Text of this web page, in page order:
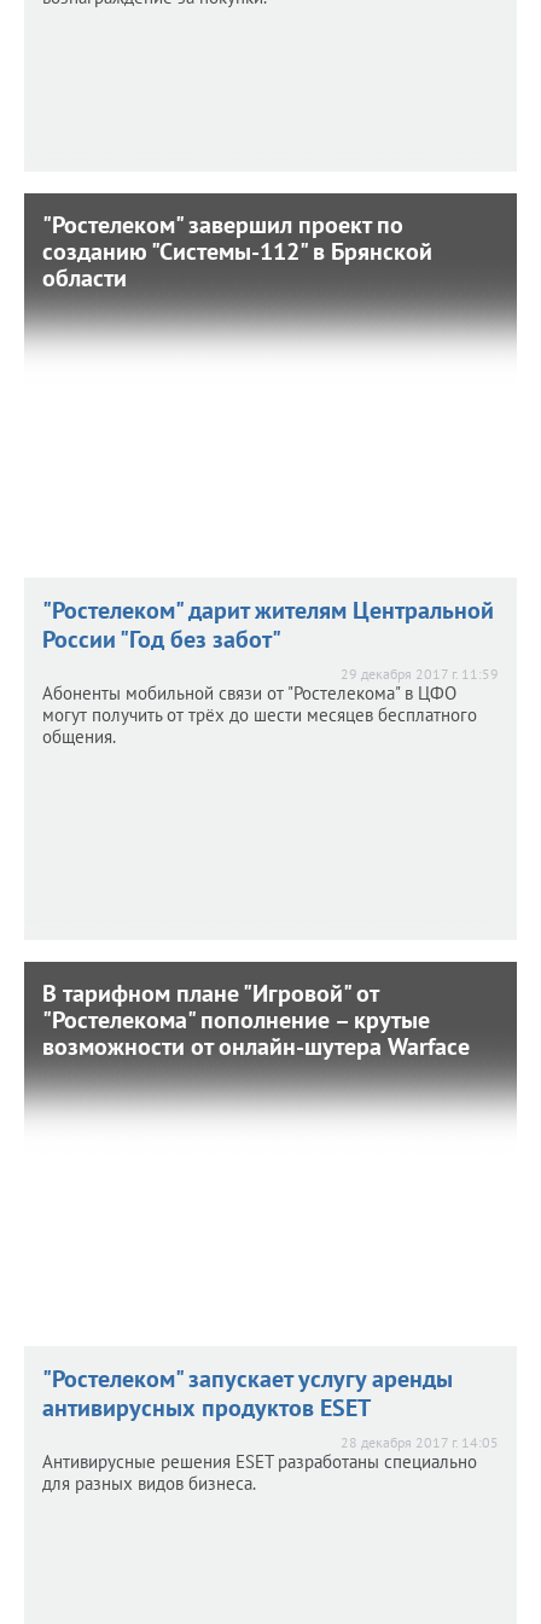
"Ростелеком" завершил проект по
созданию "Системы-112" в Брянской
области
"Ростелеком" завершил проект по
созданию "Системы-112" в Брянской
15 января 2018 г. 15:51
Все диспетчерские службы области связаны единой
"Ростелеком" дарит жителям Центральной
России "Год без забот"
29 декабря 2017 г. 11:59
Абоненты мобильной связи от "Ростелекома" в ЦФО
могут получить от трёх до шести месяцев бесплатного
общения.
В тарифном плане "Игровой" от
"Ростелекома" пополнение – крутые
возможности от онлайн-шутера Warface
В тарифном плане "Игровой" от
"Ростелекома" пополнение – крутые
возможности от онлайн-шутера Warface
29 декабря 2017 г. 11:52
"Ростелеком" расширяет возможности уникального
"Ростелеком" запускает услугу аренды
антивирусных продуктов ESET
28 декабря 2017 г. 14:05
Антивирусные решения ESET разработаны специально
для разных видов бизнеса.